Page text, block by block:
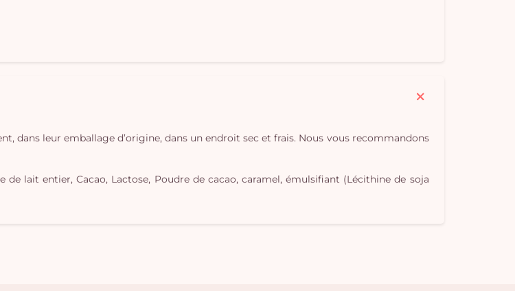
dans leur emballage d’origine, dans un endroit sec et frais. Nous vous recommandons
lait entier, Cacao, Lactose, Poudre de cacao, caramel, émulsifiant (Lécithine de soja